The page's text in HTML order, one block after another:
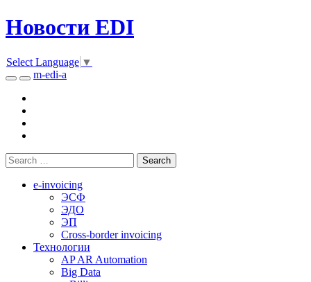
Новости EDI
Select Language ▼
m-edi-a
e-invoicing
ЭСФ
ЭДО
ЭП
Cross-border invoicing
Технологии
AP AR Automation
Big Data